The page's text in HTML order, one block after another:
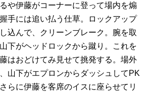
や伊藤がコーナーに登って場内を煽
手には追い払う仕草。ロックアップ
込んで、クリーンブレーク。腕を取
下がヘッドロックから蹴り。これを
はおどけてみ見せて挑発する。場外
山下がエプロンからダッシュしてPK
らに伊藤を客席のイスに座らせてリ